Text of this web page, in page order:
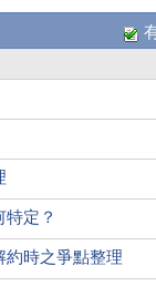
定？
約時之爭點整理